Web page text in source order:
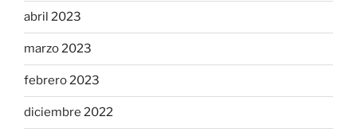
abril 2023
marzo 2023
febrero 2023
diciembre 2022